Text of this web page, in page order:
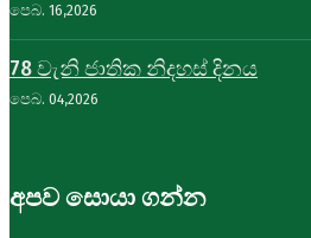
පෙබ. 16,2026
78 වැනි ජාතික නිදහස් දිනය
පෙබ. 04,2026
අපව සොයා ගන්න